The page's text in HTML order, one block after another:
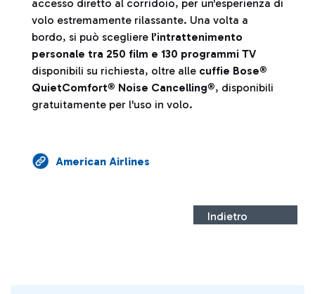
accesso diretto al corridoio, per un'esperienza di
volo estremamente rilassante. Una volta a
bordo, si può scegliere l’intrattenimento
personale tra 250 film e 130 programmi TV
disponibili su richiesta, oltre alle cuffie Bose®
QuietComfort® Noise Cancelling®, disponibili
gratuitamente per l'uso in volo.
American Airlines
Indietro